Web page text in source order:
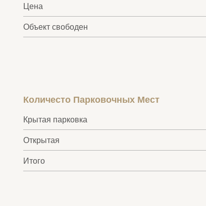
Цена
Объект свободен
Количесто Парковочных Мест
Крытая парковка
Открытая
Итого